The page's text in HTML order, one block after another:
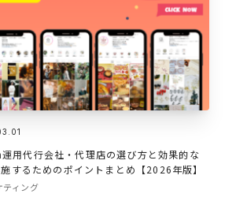
用代行会社・代理店の選び方と効果的な
するためのポイントまとめ【2026年版】
ティング